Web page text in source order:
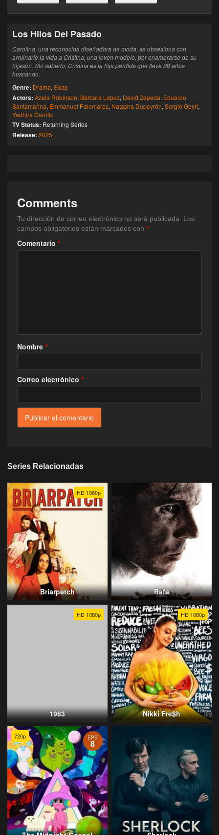
Los Hilos Del Pasado
Carolina, una reconocida diseñadora de moda, se obsesiona con
arruinarle la vida a Cristina, una joven modelo, por enamorarse de su
hijastro. Sin saberlo, Cristina es la hija perdida que lleva 20 años
buscando.
Genre: Drama, Soap
Actors: Azela Robinson, Bárbara López, David Zepeda, Eduardo
Santamarina, Emmanuel Palomares, Natasha Dupeyrón, Sergio Goyri,
Yadhira Carrillo
TV Status: Returning Series
Release: 2025
Comments
Tu dirección de correo electrónico no será publicada.
Los
campos obligatorios están marcados con *
Comentario *
Nombre *
Correo electrónico *
Series Relacionadas
HD 1080p
Briarpatch Rafa
HD 1080p
1983
HD 1080p
Nikki Fre$h
720p EPS
8